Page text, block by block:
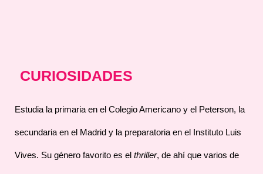
CURIOSIDADES
Estudia la primaria en el Colegio Americano y el Peterson, la
secundaria en el Madrid y la preparatoria en el Instituto Luis
Vives. Su género favorito es el thriller, de ahí que varios de